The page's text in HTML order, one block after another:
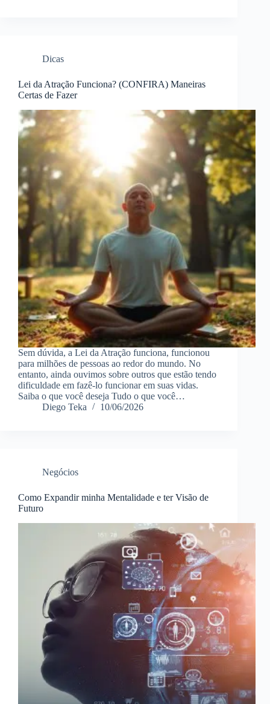
Dicas
Lei da Atração Funciona? (CONFIRA) Maneiras
Certas de Fazer
Sem dúvida, a Lei da Atração funciona, funcionou
para milhões de pessoas ao redor do mundo. No
entanto, ainda ouvimos sobre outros que estão tendo
dificuldade em fazê-lo funcionar em suas vidas.
Saiba o que você deseja Tudo o que você…
Diego Teka
10/06/2026
Negócios
Como Expandir minha Mentalidade e ter Visão de
Futuro